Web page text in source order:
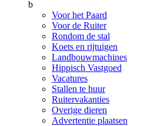
b
Voor het Paard
Voor de Ruiter
Rondom de stal
Koets en rijtuigen
Landbouwmachines
Hippisch Vastgoed
Vacatures
Stallen te huur
Ruitervakanties
Overige dieren
Advertentie plaatsen